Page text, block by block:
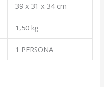
39 x 31 x 34 cm
1,50 kg
1 PERSONA